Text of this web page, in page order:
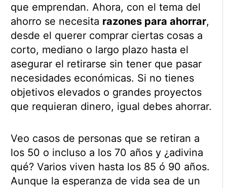
que emprendan. Ahora, con el tema del
ahorro se necesita razones para ahorrar,
desde el querer comprar ciertas cosas a
corto, mediano o largo plazo hasta el
asegurar el retirarse sin tener que pasar
necesidades económicas. Si no tienes
objetivos elevados o grandes proyectos
que requieran dinero, igual debes ahorrar.
Veo casos de personas que se retiran a
los 50 o incluso a los 70 años y ¿adivina
qué? Varios viven hasta los 85 ó 90 años.
Aunque la esperanza de vida sea de un